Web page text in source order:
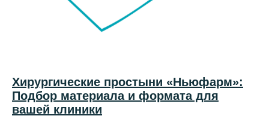
Хирургические простыни «Ньюфарм»:
Подбор материала и формата для
вашей клиники